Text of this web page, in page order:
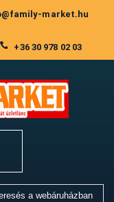
market.hu
+36 30 978 02 03